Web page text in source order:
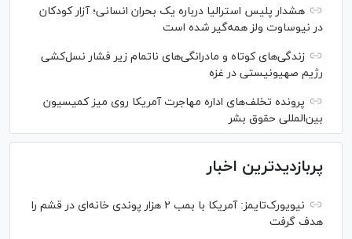
هشدار پلیس استرالیا درباره یک بحران انسانی؛ آزار کودکان
در نیوساوت ولز همه‌گیر شده است
زندگی‌های کوتاه و مادرانگی‌های ناتمام زیر فشار نسل‌کشی
رژیم صهیونیستی در غزه
پرونده تخلف‌های اداره مهاجرت آمریکا روی میز کمیسیون
بین‌المللی حقوق بشر
پربازدیدترین اخبار
نیویورک‌تایمز: آمریکا با بمب ۲ هزار پوندی خانه‌ای در قشم را
هدف گرفت